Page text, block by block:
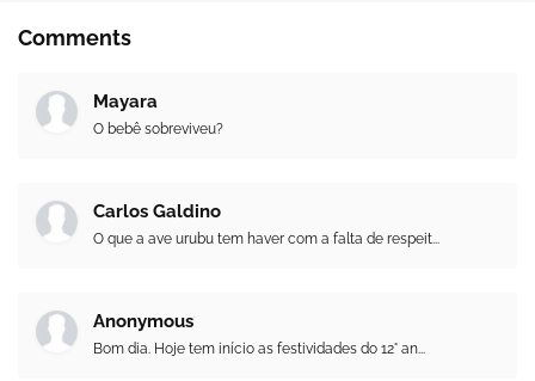
Comments
Mayara
O bebê sobreviveu?
Carlos Galdino
O que a ave urubu tem haver com a falta de respeit...
Anonymous
Bom dia. Hoje tem início as festividades do 12° an...